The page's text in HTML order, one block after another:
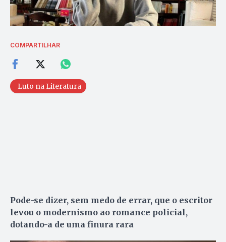
COMPARTILHAR
Luto na Literatura
Pode-se dizer, sem medo de errar, que o escritor
levou o modernismo ao romance policial,
dotando-a de uma finura rara